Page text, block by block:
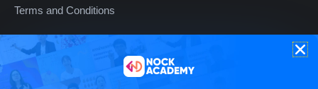
Terms and Conditions
Refund Policy
Privacy And Cookie Policy